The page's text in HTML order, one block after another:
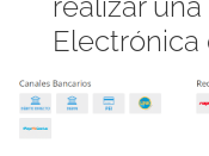
Electrónica